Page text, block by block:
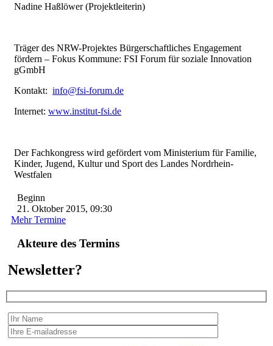
Nadine Haßlöwer (Projektleiterin)
Träger des NRW-Projektes Bürgerschaftliches Engagement
fördern – Fokus Kommune: FSI Forum für soziale Innovation
gGmbH
Kontakt: info@fsi-forum.de
Internet: www.institut-fsi.de
Der Fachkongress wird gefördert vom Ministerium für Familie,
Kinder, Jugend, Kultur und Sport des Landes Nordrhein-
Westfalen
Beginn
21. Oktober 2015, 09:30
Mehr Termine
Akteure des Termins
Newsletter?